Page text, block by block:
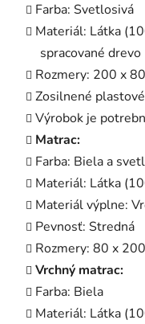
Farba: Svetlosivá
Materiál: Látka
spracované drevo
Rozmery: 200 x
Zosilnené
Výrobok je
Matrac:
Farba: Biela a
Materiál: Látka
Materiál výplne:
Pevnosť: Stredná
Rozmery: 80 x
Vrchný matrac:
Farba: Biela
Materiál: Látka